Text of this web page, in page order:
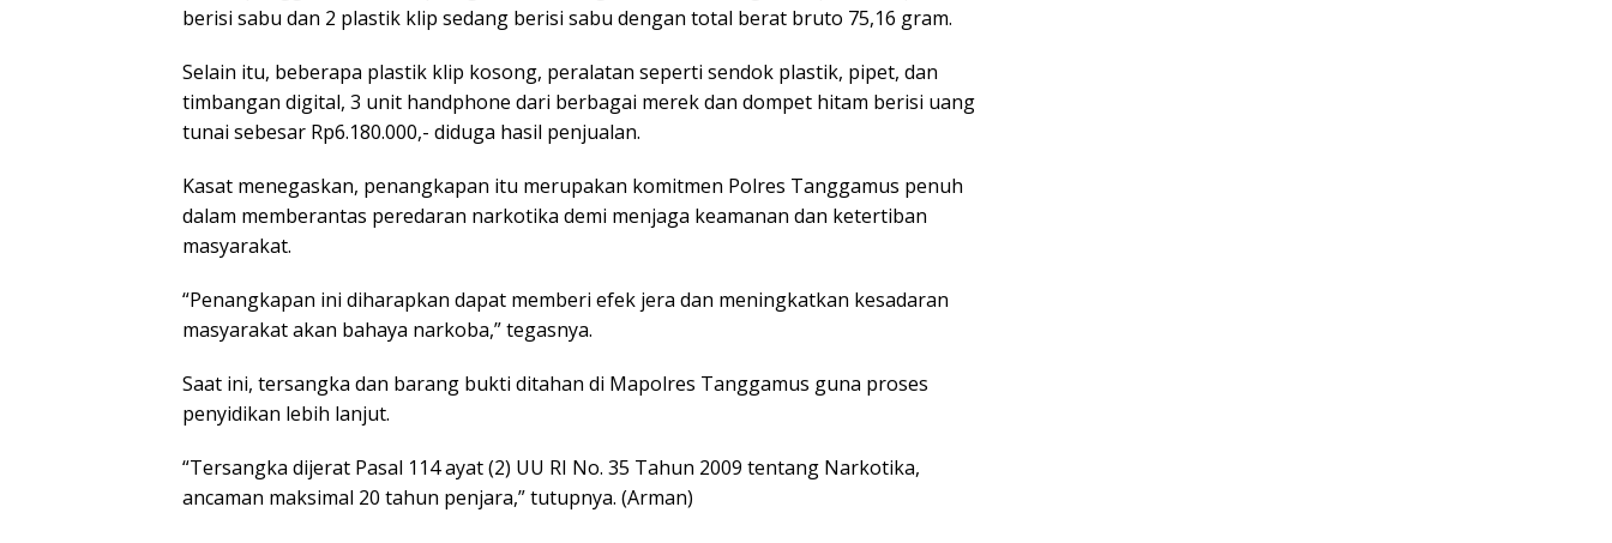
berisi sabu dan 2 plastik klip sedang berisi sabu dengan total berat bruto 75,16 gram.
Selain itu, beberapa plastik klip kosong, peralatan seperti sendok plastik, pipet, dan
timbangan digital, 3 unit handphone dari berbagai merek dan dompet hitam berisi uang
tunai sebesar Rp6.180.000,- diduga hasil penjualan.
Kasat menegaskan, penangkapan itu merupakan komitmen Polres Tanggamus penuh
dalam memberantas peredaran narkotika demi menjaga keamanan dan ketertiban
masyarakat.
“Penangkapan ini diharapkan dapat memberi efek jera dan meningkatkan kesadaran
masyarakat akan bahaya narkoba,” tegasnya.
Saat ini, tersangka dan barang bukti ditahan di Mapolres Tanggamus guna proses
penyidikan lebih lanjut.
“Tersangka dijerat Pasal 114 ayat (2) UU RI No. 35 Tahun 2009 tentang Narkotika,
ancaman maksimal 20 tahun penjara,” tutupnya. (Arman)